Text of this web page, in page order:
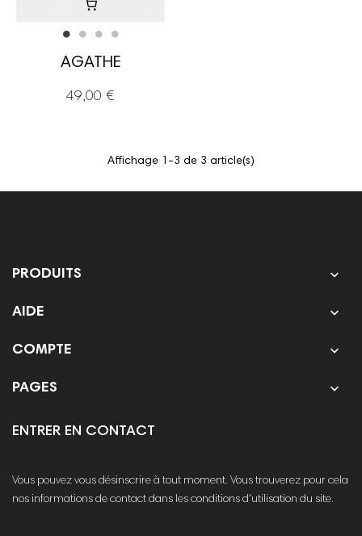
AGATHE
49,00 €
Affichage 1-3 de 3 article(s)
PRODUITS 
AIDE 
COMPTE 
PAGES 
ENTRER EN CONTACT
Vous pouvez vous désinscrire à tout moment. Vous trouverez pour cela
nos informations de contact dans les conditions d'utilisation du site.